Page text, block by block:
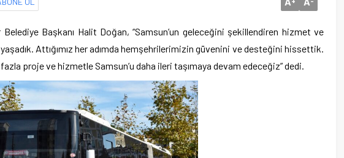
Başkanı Halit Doğan, “Samsun’un geleceğini şekillendiren hizmet ve
Attığımız her adımda hemşehrilerimizin güvenini ve desteğini hissettik.
fazla proje ve hizmetle Samsun’u daha ileri taşımaya devam edeceğiz” dedi.